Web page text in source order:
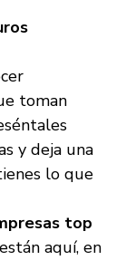
toman
y deja una
lo que
top
aquí, en